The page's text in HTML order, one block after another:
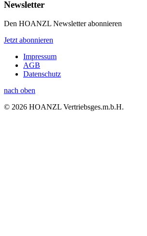
Newsletter
Den HOANZL Newsletter abonnieren
Jetzt abonnieren
Impressum
AGB
Datenschutz
nach oben
© 2026 HOANZL Vertriebsges.m.b.H.